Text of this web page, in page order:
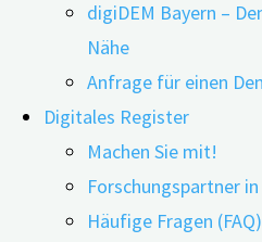
digiDEM Bayern –
Nähe
Anfrage für einen
Digitales Register
Machen Sie mit!
Forschungspartner
Häufige Fragen (FAQ)
17.10.202405.02.2025